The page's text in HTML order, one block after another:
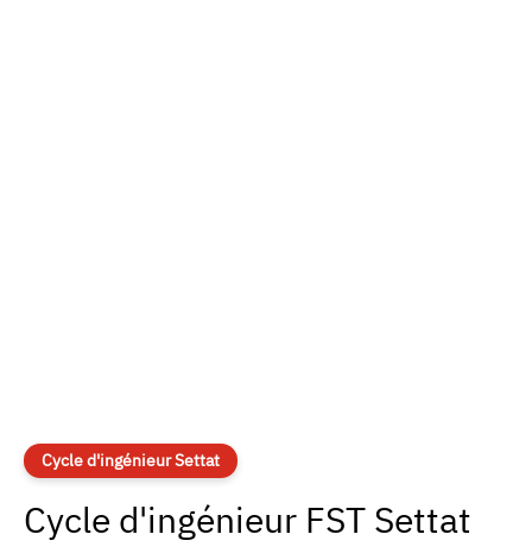
Cycle d'ingénieur Settat
Cycle d'ingénieur FST Settat